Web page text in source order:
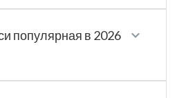
популярная в 2026